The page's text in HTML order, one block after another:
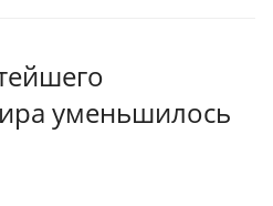
уменьшилось